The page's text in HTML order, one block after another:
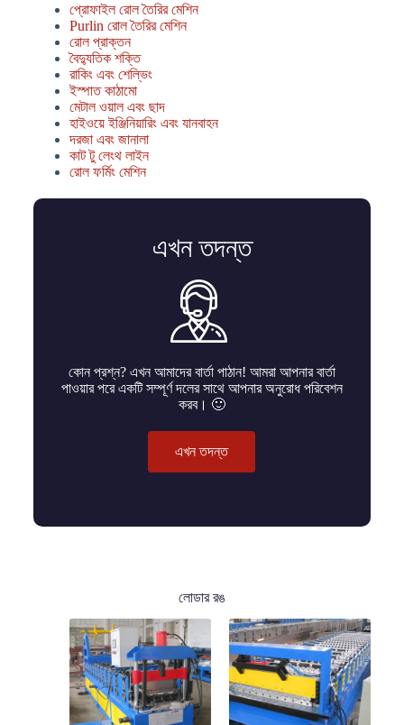
প্রোফাইল রোল তৈরির মেশিন
Purlin রোল তৈরির মেশিন
রোল প্রাক্তন
বৈদ্যুতিক শক্তি
রাকিং এবং শেল্ভিং
ইস্পাত কাঠামো
মেটাল ওয়াল এবং ছাদ
হাইওয়ে ইঞ্জিনিয়ারিং এবং যানবাহন
দরজা এবং জানালা
কাট টু লেংথ লাইন
রোল ফর্মিং মেশিন
এখন তদন্ত
কোন প্রশ্ন? এখন আমাদের বার্তা পাঠান! আমরা আপনার বার্তা
পাওয়ার পরে একটি সম্পূর্ণ দলের সাথে আপনার অনুরোধ পরিবেশন
করব। 🙂
এখন তদন্ত
লোডার রঙ